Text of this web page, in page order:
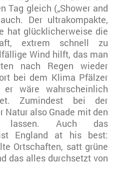
Tag gleich („Shower and
Der ultrakompakte,
hat glücklicherweise die
extrem schnell zu
Wind hilft, das man
nach Regen wieder
bei dem Klima Pfälzer
er wäre wahrscheinlich
Zumindest bei der
Natur also Gnade mit den
lassen. Auch das
England at his best:
Ortschaften, satt grüne
das alles durchsetzt von